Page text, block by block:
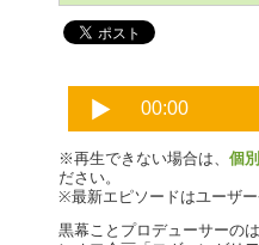
※再生できない場合は、 個
ださい。
※最新エピソードはユーザ
黒幕ことプロデューサーの